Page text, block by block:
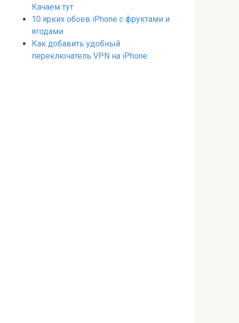
Качаем тут
10 ярких обоев iPhone с фруктами и
ягодами
Как добавить удобный
переключатель VPN на iPhone